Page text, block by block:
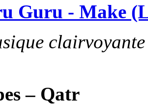
Guru - Make
– Qatr